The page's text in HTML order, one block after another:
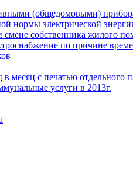
(общедомовыми)
нормы электрической
смене собственника жилого
по причине
в месяц с печатью
услуги в 2013г.